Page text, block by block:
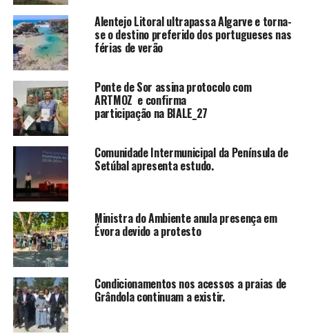
Alentejo Litoral ultrapassa Algarve e torna-
se o destino preferido dos portugueses nas
férias de verão
Ponte de Sor assina protocolo com
ARTMOZ e confirma
participação na BIALE_27
Comunidade Intermunicipal da Península de
Setúbal apresenta estudo.
Ministra do Ambiente anula presença em
Évora devido a protesto
Condicionamentos nos acessos a praias de
Grândola continuam a existir.